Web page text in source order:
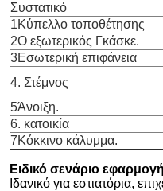
Συστατικό
1Κύπελλο τοποθέτησης
2Ο εξωτερικός Γκάσκε.
3Εσωτερική επιφάνεια
4. Στέμνος
5Άνοιξη.
6. κατοικία
7Κόκκινο κάλυμμα.
Ειδικό σενάριο
Ιδανικό για εστιατόρια,